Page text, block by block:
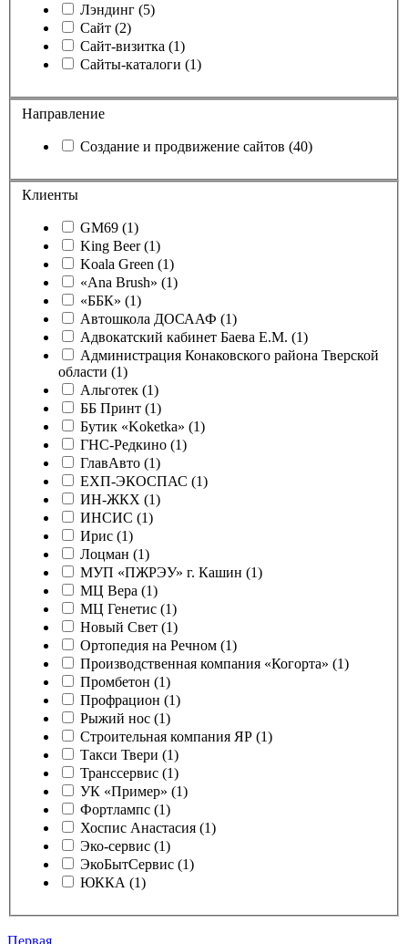
Лэндинг (5)
Сайт (2)
Сайт-визитка (1)
Сайты-каталоги (1)
Направление
Создание и продвижение сайтов (40)
Клиенты
GM69 (1)
King Beer (1)
Koala Green (1)
«Ana Brush» (1)
«ББК» (1)
Автошкола ДОСААФ (1)
Адвокатский кабинет Баева Е.М. (1)
Администрация Конаковского района Тверской
области (1)
Альготек (1)
ББ Принт (1)
Бутик «Koketka» (1)
ГНС-Редкино (1)
ГлавАвто (1)
ЕХП-ЭКОСПАС (1)
ИН-ЖКХ (1)
ИНСИС (1)
Ирис (1)
Лоцман (1)
МУП «ПЖРЭУ» г. Кашин (1)
МЦ Вера (1)
МЦ Генетис (1)
Новый Свет (1)
Ортопедия на Речном (1)
Производственная компания «Когорта» (1)
Промбетон (1)
Профрацион (1)
Рыжий нос (1)
Строительная компания ЯР (1)
Такси Твери (1)
Транссервис (1)
УК «Пример» (1)
Фортлампс (1)
Хоспис Анастасия (1)
Эко-сервис (1)
ЭкоБытСервис (1)
ЮККА (1)